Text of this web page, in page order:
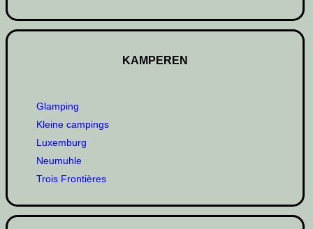
KAMPEREN
Glamping
Kleine campings
Luxemburg
Neumuhle
Trois Frontières